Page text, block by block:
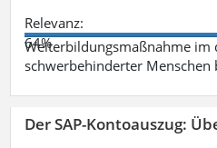
Relevanz:
64%
Weiterbildungsmaßnahme im
schwerbehinderter Menschen
Der SAP-Kontoauszug: